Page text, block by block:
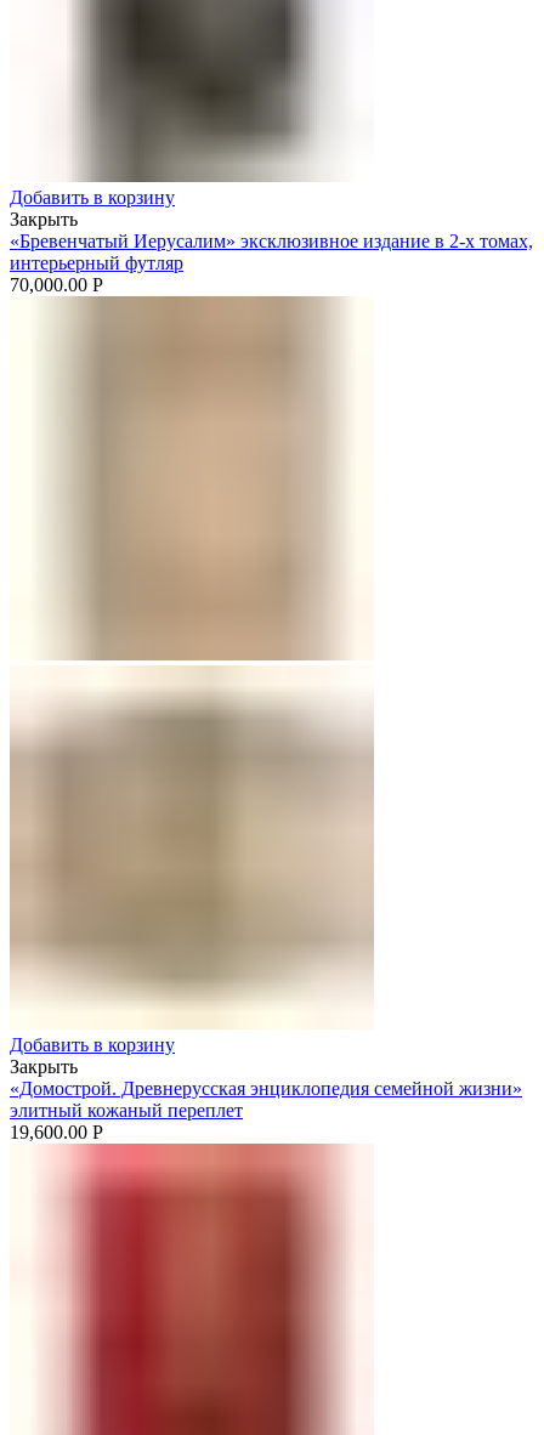
Добавить в корзину
Закрыть
«Бревенчатый Иерусалим» эксклюзивное издание в 2-х томах,
интерьерный футляр
70,000.00 Р
Добавить в корзину
Закрыть
«Домострой. Древнерусская энциклопедия семейной жизни»
элитный кожаный переплет
19,600.00 Р